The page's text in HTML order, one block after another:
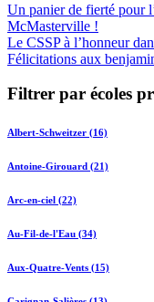
Un panier de fierté pour
McMasterville !
Le CSSP à l’honneur
Félicitations aux
Filtrer par écoles
Albert-Schweitzer (16)
Antoine-Girouard (21)
Arc-en-ciel (22)
Au-Fil-de-l'Eau (34)
Aux-Quatre-Vents (15)